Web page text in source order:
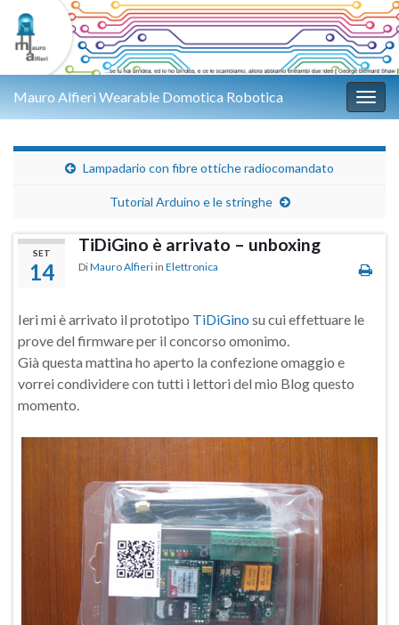
Mauro Alfieri Wearable Domotica Robotica
Lampadario con fibre ottiche radiocomandato
Tutorial Arduino e le stringhe
SET
14
TiDiGino è arrivato – unboxing
DiMauro Alfieri in Elettronica
Ieri mi è arrivato il prototipo TiDiGino su cui effettuare le
prove del firmware per il concorso omonimo.
Già questa mattina ho aperto la confezione omaggio e
vorrei condividere con tutti i lettori del mio Blog questo
momento.